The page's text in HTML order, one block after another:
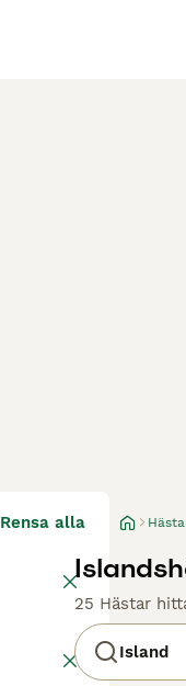
Rensa alla
25 Hästar
Island